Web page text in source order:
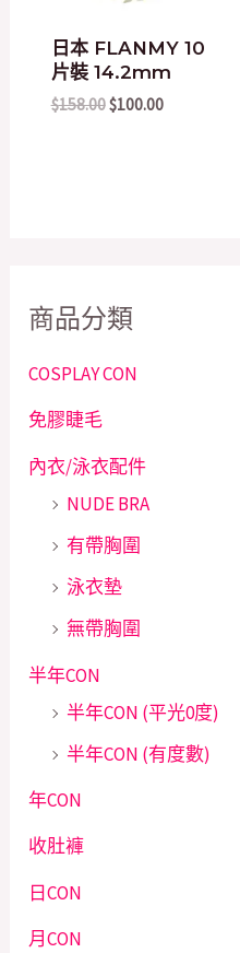
商品分類
COSPLAY CON
免膠睫毛
內衣/泳衣配件
NUDE BRA
有帶胸圍
泳衣墊
無帶胸圍
半年CON
半年CON (平光0度)
半年CON (有度數)
年CON
收肚褲
日CON
月CON
日本 FLANMY 10
片裝 14.2mm
$158.00$100.00